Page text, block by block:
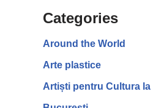
Categories
Around the World
Arte plastice
Artiști pentru Cultura la